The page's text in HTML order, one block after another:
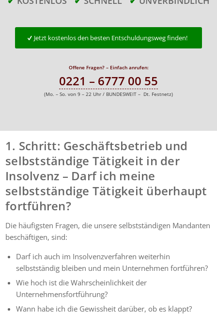
Jetzt kostenlos den besten Entschuldungsweg finden!
Offene Fragen? – Einfach anrufen:
0221 – 6777 00 55
(Mo. – So. von 9 – 22 Uhr / BUNDESWEIT – Dt. Festnetz)
1. Schritt: Geschäftsbetrieb und
selbstständige Tätigkeit in der
Insolvenz – Darf ich meine
selbstständige Tätigkeit überhaupt
fortführen?
Die häufigsten Fragen, die unsere selbstständigen Mandanten
beschäftigen, sind:
Darf ich auch im Insolvenzverfahren weiterhin
selbstständig bleiben und mein Unternehmen fortführen?
Wie hoch ist die Wahrscheinlichkeit der
Unternehmensfortführung?
Wann habe ich die Gewissheit darüber, ob es klappt?